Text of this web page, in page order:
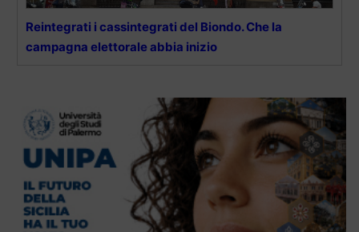
Reintegrati i cassintegrati del Biondo. Che la
campagna elettorale abbia inizio